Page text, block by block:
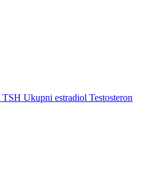
TSH Ukupni estradiol Testosteron